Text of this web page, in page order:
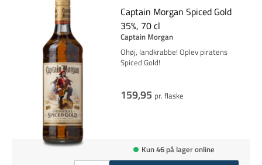
Captain Morgan Spiced Gold
35%, 70 cl
Captain Morgan
Ohøj, landkrabbe! Oplev piratens
Spiced Gold!
159,95 pr. flaske
Kun 46 på lager online